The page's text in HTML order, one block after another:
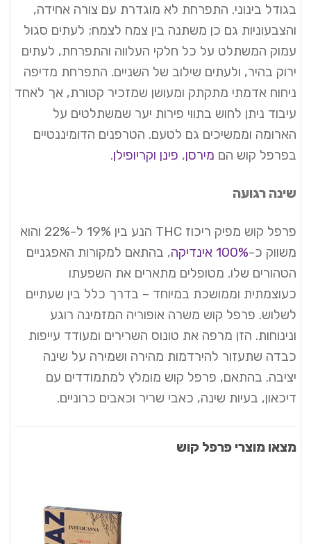
בגודל בינוני. התפרחת לא מוגדרת עם צורה אחידה,
והצבעוניות גם כן משתנה בין צמח לצמח; לעתים סגול
עמוק המשתלט על כל חלקי העלווה והתפרחת, לעתים
ירוק בהיר, ולעתים שילוב של השניים. התפרחת מדיפה
ניחוח אדמתי מתקתק ומעושן שמזכיר קטורת, אך לאחד
עיבוד ניתן לחוש בתווי פירות יער שמשתלטים על
הארומה וממשיכים גם לטעם. הטרפנים הדומיננטיים
בפרפל קוש הם מירסן, פינן וקריופילן.
שינה רגועה
פרפל קוש מפיק ריכוז THC הנע בין 19% ל-22% והוא
משווק כ-100% אינדיקה
, בהתאם למקורות האפגניים
הטהורים שלו. מטופלים מתארים את השפעתו
כעוצמתית וממושכת במיוחד – בדרך כלל בין שעתיים
לשלוש. פרפל קוש משרה אופוריה המזמינה רוגע
ונינוחות. הזן מרפה את טונוס השרירים ומעודד עייפות
כבדה שתעזור להירדמות מהירה ושמירה על שינה
יציבה. בהתאם, פרפל קוש מומלץ למתמודדים עם
דיכאון, בעיות שינה, כאבי שריר וכאבים כרוניים.
מצאו מוצרי פרפל קוש